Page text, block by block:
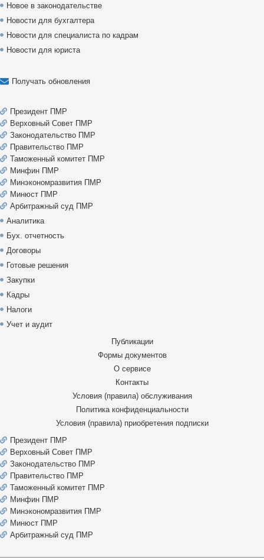
Новое в законодательстве
Новости для бухгалтера
Новости для специалиста по кадрам
Новости для юриста
Получать обновления
Президент ПМР
Верховный Совет ПМР
Законодательство ПМР
Правительство ПМР
Таможенный комитет ПМР
Минфин ПМР
Минэкономразвития ПМР
Минюст ПМР
Арбитражный суд ПМР
Аналитика
Бух. отчетность
Договоры
Готовые решения
Закупки
Кадры
Налоги
Учет и аудит
Публикации
Формы документов
О сервисе
Контакты
Условия (правила) обслуживания
Политика конфиденциальности
Условия (правила) приобретения подписки
Президент ПМР
Верховный Совет ПМР
Законодательство ПМР
Правительство ПМР
Таможенный комитет ПМР
Минфин ПМР
Минэкономразвития ПМР
Минюст ПМР
Арбитражный суд ПМР